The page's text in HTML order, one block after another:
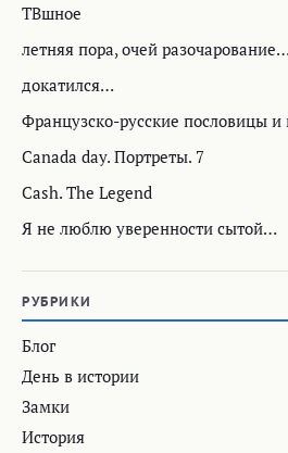
ТВшное
летняя пора, очей разочарование…
докатился…
Французско-русские пословицы и
Canada day. Портреты. 7
Cash. The Legend
Я не люблю уверенности сытой…
РУБРИКИ
Блог
День в истории
Замки
История